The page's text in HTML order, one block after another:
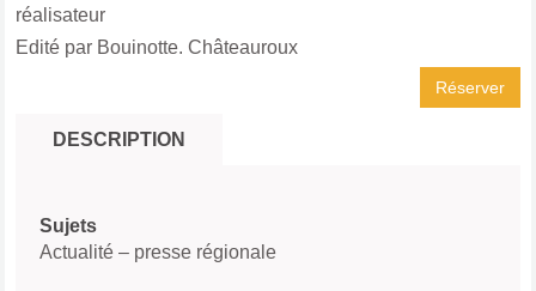
réalisateur
Edité par Bouinotte. Châteauroux
Réserver
DESCRIPTION
Sujets
Actualité – presse régionale